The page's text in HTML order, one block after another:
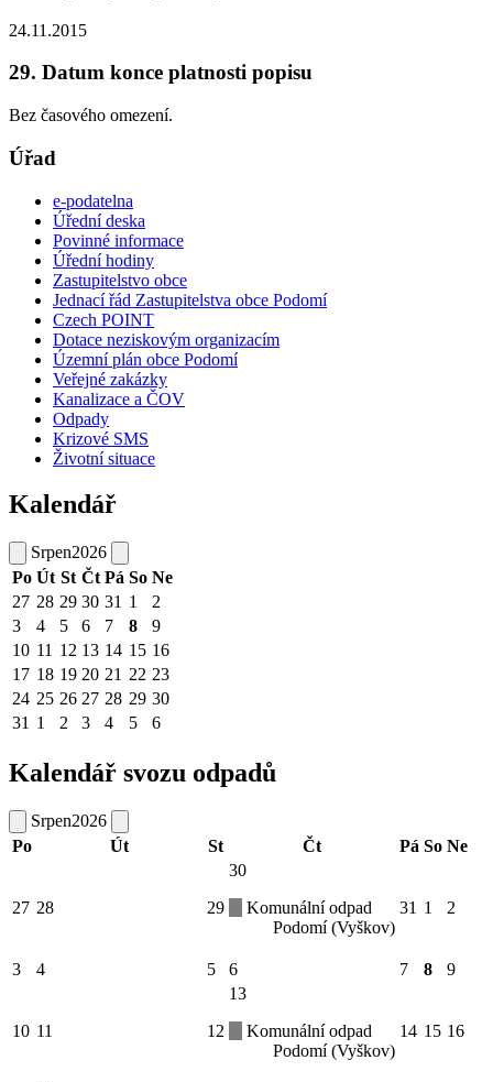
24.11.2015
29. Datum konce platnosti popisu
Bez časového omezení.
Úřad
e-podatelna
Úřední deska
Povinné informace
Úřední hodiny
Zastupitelstvo obce
Jednací řád Zastupitelstva obce Podomí
Czech POINT
Dotace neziskovým organizacím
Územní plán obce Podomí
Veřejné zakázky
Kanalizace a ČOV
Odpady
Krizové SMS
Životní situace
Kalendář
Srpen2026
Po Út St Čt Pá So Ne
27 28 29 30 31 1
2
3
4 5 6 7 8
9
10 11 12 13 14 15 16
17 18 19 20 21 22 23
24 25 26 27 28 29 30
31 1 2 3 4 5 6
Kalendář svozu odpadů
Srpen2026
Po
Út St Čt Pá So Ne
27 28 29
30
Komunální odpad
Podomí (Vyškov)
31 1 2
3 4 5 6 7 8 9
10 11 12
13
Komunální odpad
Podomí (Vyškov)
14 15 16